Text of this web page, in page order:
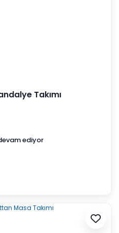
Takımı
ediyor